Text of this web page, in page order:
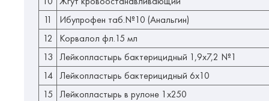
11
Ибупрофен таб.№10 (Анальгин)
12
Корвалол фл.15 мл
13 Лейкопластырь бактерицидный 1,9х7,2 №1
14 Лейкопластырь бактерицидный 6х10
15 Лейкопластырь в рулоне 1х250